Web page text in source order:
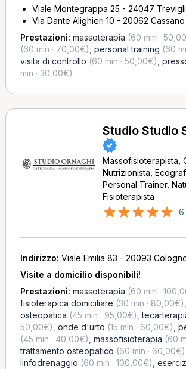
Viale Montegrappa 25 - 24047
Via Dante Alighieri 10 - 20062
Prestazioni: massoterapia (60 min ·
(60 min · 70,00€) personal training (60
visita di controllo (60 min · 50,00€)
min · 30,00€)
Studio Studio
Massofisioterapista,
Nutrizionista,
Personal Trainer,
Fisioterapista
6
Indirizzo: Viale Emilia 83 - 20093
Visite a domicilio disponibili!
Prestazioni: massoterapia (60 min ·
fisioterapica domiciliare (30 min · 80,00€)
osteopatica (45 min · 95,00€) ,
50,00€) onde d'urto (15 min · 60,00€)
(45 min · 40,00€) massofisioterapia (60
trattamento osteopatico (60 min · 60,00€)
linfodrenaggio (60 min · 100,00€)